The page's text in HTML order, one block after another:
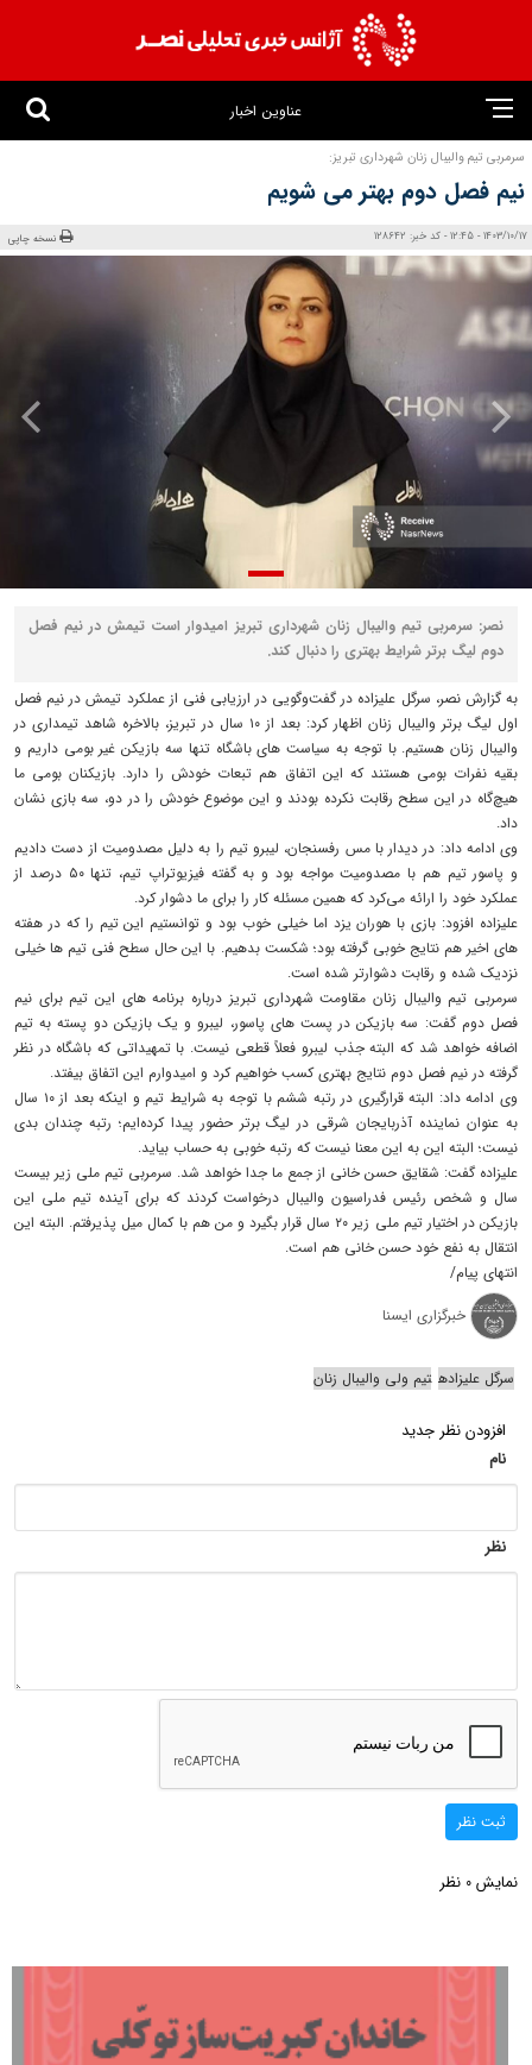
عناوین اخبار
سرمربی تیم والیبال زنان شهرداری تبریز:
نیم فصل دوم بهتر می‌ شویم
1403/10/17 - 12:45 - کد خبر: 128642 نسخه چاپی
نصر: سرمربی تیم والیبال زنان شهرداری تبریز امیدوار است تیمش در نیم فصل
دوم لیگ برتر شرایط بهتری را دنبال کند.
به گزارش نصر، سرگل علیزاده در گفت‌وگویی در ارزیابی فنی از عملکرد تیمش در نیم فصل
اول لیگ برتر والیبال زنان اظهار کرد: بعد از ۱۰ سال در تبریز، بالاخره شاهد تیمداری در
والیبال زنان هستیم. با توجه به سیاست های باشگاه تنها سه بازیکن غیر بومی داریم و
بقیه نفرات بومی هستند که این اتفاق هم تبعات خودش را دارد. بازیکنان بومی ما
هیچ‌گاه در این سطح رقابت نکرده‌ بودند و این موضوع خودش را در دو، سه بازی نشان
داد.
وی ادامه داد: در دیدار با مس رفسنجان، لیبرو تیم را به دلیل مصدومیت از دست دادیم
و پاسور تیم هم با مصدومیت مواجه بود و به گفته فیزیوتراپ تیم، تنها ۵۰ درصد از
عملکرد خود را ارائه می‌کرد که همین مسئله کار را برای ما دشوار کرد.
علیزاده افزود: بازی با هوران یزد اما خیلی خوب بود و توانستیم این تیم را که در هفته
های اخیر هم نتایج خوبی گرفته بود؛ شکست بدهیم. با این حال سطح فنی تیم ها خیلی
نزدیک شده‌ و رقابت دشوارتر شده است‌.
سرمربی تیم والیبال زنان مقاومت شهرداری تبریز درباره برنامه های این تیم برای نیم
فصل دوم گفت: سه بازیکن در پست های پاسور، لیبرو و یک بازیکن دو پسته به تیم
اضافه خواهد شد که البته جذب لیبرو فعلاً قطعی نیست. با تمهیداتی که باشگاه در نظر
گرفته در نیم فصل دوم نتایج بهتری کسب خواهیم کرد و امیدوارم این اتفاق بیفتد.
وی ادامه داد: البته قرارگیری در رتبه ششم با توجه به شرایط تیم و اینکه بعد از ۱۰ سال
به عنوان نماینده آذربایجان شرقی در لیگ برتر حضور پیدا کرده‌ایم؛ رتبه چندان بدی
نیست؛ البته این به این معنا نیست که رتبه خوبی به حساب بیاید.
علیزاده گفت: شقایق حسن خانی از جمع ما جدا خواهد شد. سرمربی تیم ملی زیر بیست
سال و شخص رئیس فدراسیون والیبال درخواست کردند که برای آینده تیم ملی این
بازیکن در اختیار تیم ملی زیر ۲۰ سال قرار بگیرد و من هم با کمال میل پذیرفتم. البته این
انتقال به نفع خود حسن خانی هم است.
انتهای پیام/
خبرگزاری ایسنا
سرگل علیزاده تیم ولی والیبال زنان
افزودن نظر جدید
نام
نظر
ثبت نظر
نمایش 0 نظر